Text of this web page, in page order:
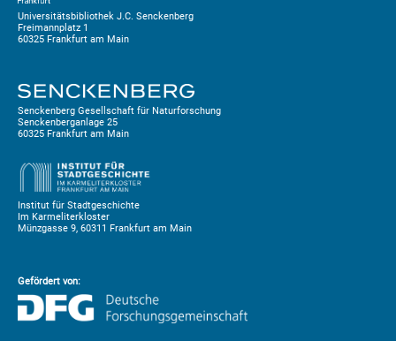
Universitätsbibliothek J.C. Senckenberg
Freimannplatz 1
60325 Frankfurt am Main
Senckenberg Gesellschaft für Naturforschung
Senckenberganlage 25
60325 Frankfurt am Main
Institut für Stadtgeschichte
Im Karmeliterkloster
Münzgasse 9, 60311 Frankfurt am Main
Gefördert von: